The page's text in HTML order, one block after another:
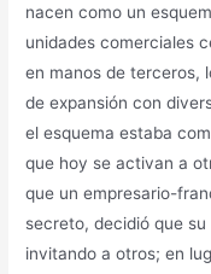
nacen como un
unidades comerciales
en manos de terceros,
de expansión con
el esquema estaba
que hoy se activan a
que un empresario-
secreto, decidió que
invitando a otros; en